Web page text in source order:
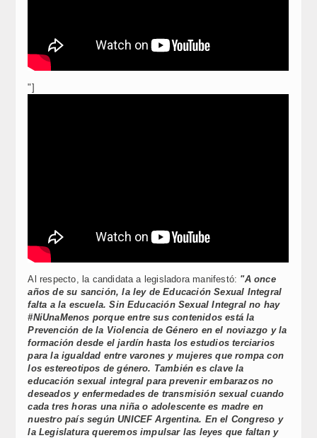
"]
Al respecto, la candidata a legisladora manifestó: "A once
años de su sanción, la ley de Educación Sexual Integral
falta a la escuela. Sin Educación Sexual Integral no hay
#NiUnaMenos porque entre sus contenidos está la
Prevención de la Violencia de Género en el noviazgo y la
formación desde el jardín hasta los estudios terciarios
para la igualdad entre varones y mujeres que rompa con
los estereotipos de género. También es clave la
educación sexual integral para prevenir embarazos no
deseados y enfermedades de transmisión sexual cuando
cada tres horas una niña o adolescente es madre en
nuestro país según UNICEF Argentina. En el Congreso y
la Legislatura queremos impulsar las leyes que faltan y